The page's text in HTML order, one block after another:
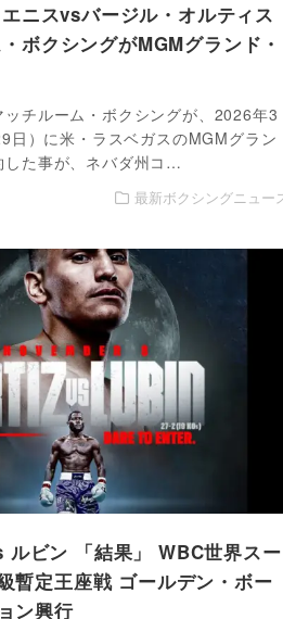
ニスvsバージル・オルティス
ボクシングがMGMグランド・
ッチルーム・ボクシングが、2026年3
日）に米・ラスベガスのMGMグラン
した事が、ネバダ州コ…
最新ボクシングニュー
ビン 「結果」 WBC世界スー
暫定王座戦 ゴールデン・ボー
ン興行